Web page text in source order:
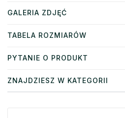
GALERIA ZDJĘĆ
TABELA ROZMIARÓW
PYTANIE O PRODUKT
ZNAJDZIESZ W KATEGORII